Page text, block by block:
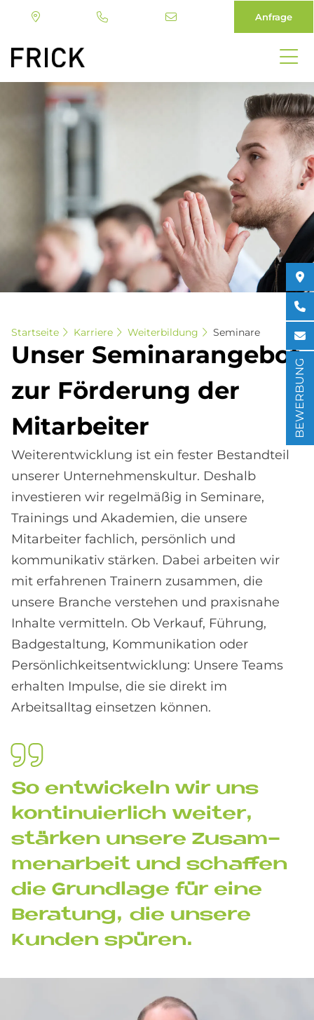
Anfrage
Startseite Karriere Weiterbildung Seminare
Un­ser Se­mi­nar­an­ge­bot
zur För­de­rung der
Mit­ar­bei­ter
Weiterentwicklung ist ein fester Bestandteil
unserer Unternehmenskultur. Deshalb
investieren wir regelmäßig in Seminare,
Trainings und Akademien, die unsere
Mitarbeiter fachlich, persönlich und
kommunikativ stärken. Dabei arbeiten wir
mit erfahrenen Trainern zusammen, die
unsere Branche verstehen und praxisnahe
Inhalte vermitteln. Ob Verkauf, Führung,
Badgestaltung, Kommunikation oder
Persönlichkeitsentwicklung: Unsere Teams
erhalten Impulse, die sie direkt im
Arbeitsalltag einsetzen können.
So ent­wickeln wir uns
kon­ti­nu­ier­lich wei­ter,
stär­ken un­se­re Zu­sam­
men­ar­beit und schaf­fen
die Grund­la­ge für eine
Be­ra­tung, die un­se­re
Kun­den spü­ren.
BEWERBUNG